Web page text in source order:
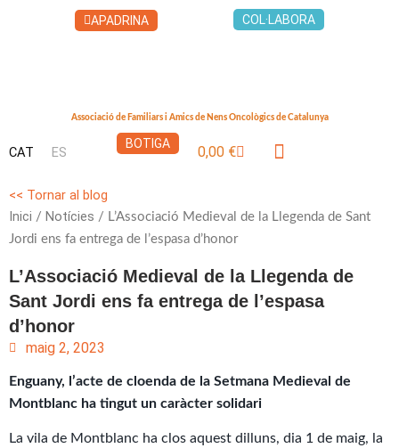
APADRINA COL·LABORA
Associació de Familiars i Amics de Nens Oncològics de Catalunya
CAT ES
BOTIGA 0,00 €Cistella
<< Tornar al blog
Inici / Notícies / L’Associació Medieval de la Llegenda de Sant
Jordi ens fa entrega de l’espasa d’honor
L’Associació Medieval de la Llegenda de
Sant Jordi ens fa entrega de l’espasa
d’honor
maig 2, 2023
Enguany, l’acte de cloenda de la Setmana Medieval de
Montblanc ha tingut un caràcter solidari
La vila de Montblanc ha clos aquest dilluns, dia 1 de maig, la